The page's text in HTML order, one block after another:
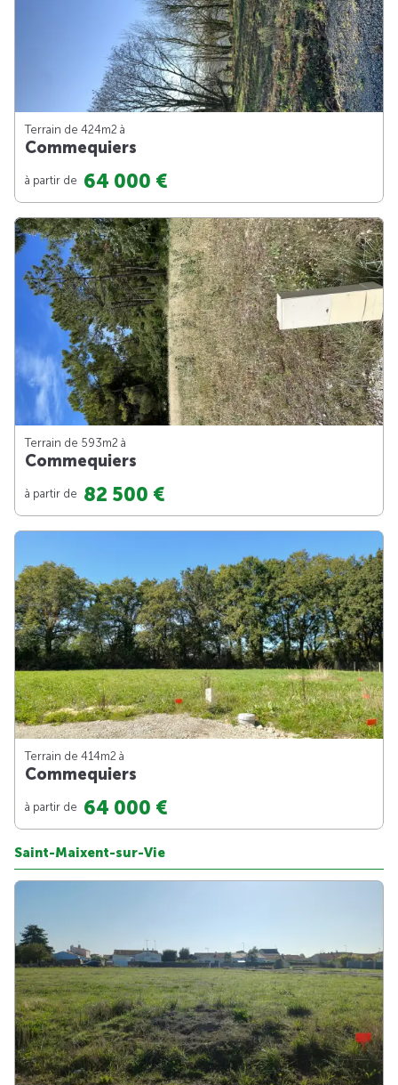
Terrain de 424m2 à
Commequiers
à partir de 64 000 €
Terrain de 593m2 à
Commequiers
à partir de 82 500 €
Terrain de 414m2 à
Commequiers
à partir de 64 000 €
Saint-Maixent-sur-Vie